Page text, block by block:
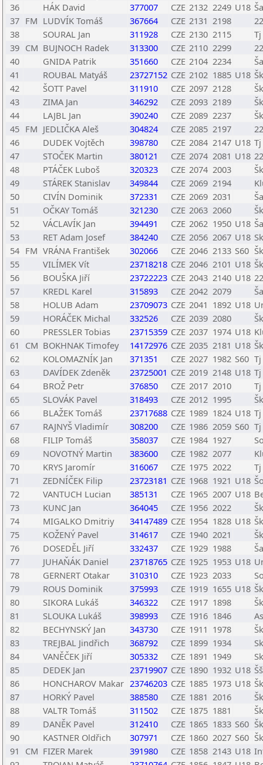
36
HÁK David 377007 CZE 2132 2249 U18
37 FM LUDVÍK Tomáš 367664 CZE 2131 2198
38
SOURAL Jan 311928 CZE 2130 2115
39 CM BUJNOCH Radek 313300 CZE 2110 2299
40
GNIDA Patrik 351660 CZE 2104 2234
41
ROUBAL Matyáš 23727152 CZE 2102 1885 U18
42
ŠOTT Pavel 311910 CZE 2097 2128
43
ZIMA Jan 346292 CZE 2093 2189
44
LAJBL Jan 390240 CZE 2089 2237
45 FM JEDLIČKA Aleš 304824 CZE 2085 2197
46
DUDEK Vojtěch 398780 CZE 2084 2147 U18
47
STOČEK Martin 380121 CZE 2074 2081 U18
48
PTÁČEK Luboš 320323 CZE 2074 2003
49
STÁREK Stanislav 349844 CZE 2069 2194
50
CIVÍN Dominik 372331 CZE 2069 2031
51
OČKAY Tomáš 321230 CZE 2063 2060
52
VÁCLAVÍK Jan 394491 CZE 2062 1950 U18
53
RET Adam Josef 384240 CZE 2056 2067 U18
54 FM VRÁNA František 302066 CZE 2046 2133 S60
55
VILÍMEK Vít 23718218 CZE 2046 2101 U18
56
BOUŠKA Jiří 23722223 CZE 2043 2140 U18
57
KREDL Karel 315893 CZE 2042 2079
58
HOLUB Adam 23709073 CZE 2041 1892 U18
59
HORÁČEK Michal 332526 CZE 2039 2080
60
PRESSLER Tobias 23715359 CZE 2037 1974 U18
61
CM BOKHNAK Timofey 14172976 CZE 2035 2181 U18
62
KOLOMAZNÍK Jan 371351 CZE 2027 1982 S60
63
DAVÍDEK Zdeněk 23725001 CZE 2019 2148 U18
64
BROŽ Petr 376850 CZE 2017 2010
65
SLOVÁK Pavel 318493 CZE 2012 1995
66
BLAŽEK Tomáš 23717688 CZE 1989 1824 U18
67
RAJNYŠ Vladimír 308200 CZE 1986 2059 S60
68
FILIP Tomáš 358037 CZE 1984 1927
69
NOVOTNÝ Martin 383600 CZE 1982 2077
70
KRYS Jaromír 316067 CZE 1975 2022
71
ZEDNÍČEK Filip 23723181 CZE 1968 1921 U18
72
VANTUCH Lucian 385131 CZE 1965 2007 U18
73
KUNC Jan 364045 CZE 1956 2022
74
MIGALKO Dmitriy 34147489 CZE 1954 1828 U18
75
KOŽENÝ Pavel 314617 CZE 1940 2021
76
DOSEDĚL Jiří 332437 CZE 1929 1988
77
JUHAŇÁK Daniel 23718765 CZE 1925 1953 U18
78
GERNERT Otakar 310310 CZE 1923 2033
79
ROUS Dominik 375993 CZE 1919 1655 U18
80
SIKORA Lukáš 346322 CZE 1917 1898
81
SLOUKA Lukáš 398993 CZE 1916 1846
82
BECHYNSKÝ Jan 343730 CZE 1911 1978
83
TREJBAL Jindřich 368792 CZE 1899 1934
84
VANĚČEK Jiří 305332 CZE 1891 1949
85
DEDEK Jan 23719907 CZE 1890 1932 U18
86
HONCHAROV Makar 23746203 CZE 1885 1973 U18
87
HORKÝ Pavel 388580 CZE 1881 2016
88
VALTR Tomáš 311502 CZE 1875 1881
89
DANĚK Pavel 312410 CZE 1865 1833 S60
90
KASTNER Oldřich 307971 CZE 1860 2027 S60
91
CM FIZER Marek 391980 CZE 1858 2143 U18